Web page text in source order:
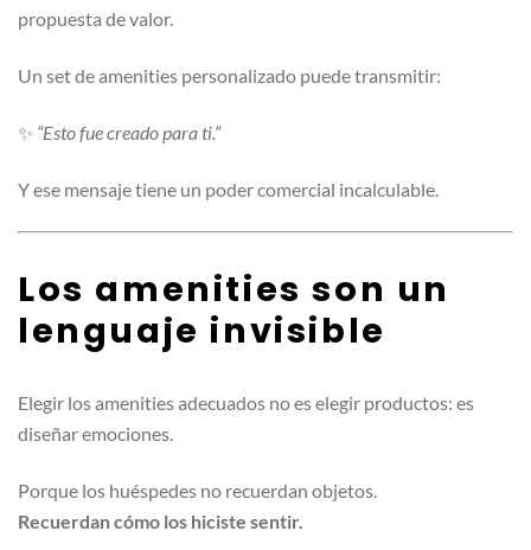
propuesta de valor.
Un set de amenities personalizado puede transmitir:
✨ “Esto fue creado para ti.”
Y ese mensaje tiene un poder comercial incalculable.
Los amenities son un
lenguaje invisible
Elegir los amenities adecuados no es elegir productos: es
diseñar emociones.
Porque los huéspedes no recuerdan objetos.
Recuerdan cómo los hiciste sentir.